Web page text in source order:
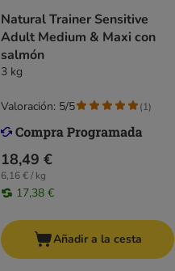
Natural Trainer Sensitive
Adult Medium & Maxi con
salmón
3 kg
18,49 €
6,16 € / kg
17,38 €
Valoración: 5/5 (1)
Añadir a la cesta